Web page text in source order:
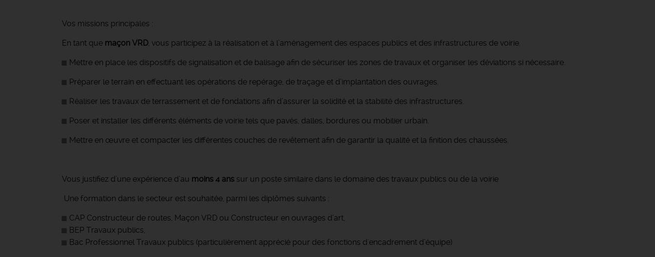
Vos missions principales :
En tant que maçon VRD, vous participez à la réalisation et à l’aménagement des espaces publics et des infrastructures de voirie.
Mettre en place les dispositifs de signalisation et de balisage afin de sécuriser les zones de travaux et organiser les déviations si nécessaire.
Préparer le terrain en effectuant les opérations de repérage, de traçage et d’implantation des ouvrages.
Réaliser les travaux de terrassement et de fondations afin d’assurer la solidité et la stabilité des infrastructures.
Poser et installer les différents éléments de voirie tels que pavés, dalles, bordures ou mobilier urbain.
Mettre en œuvre et compacter les différentes couches de revêtement afin de garantir la qualité et la finition des chaussées.
Vous justifiez d’une expérience d’au moins 4 ans sur un poste similaire dans le domaine des travaux publics ou de la voirie️
Une formation dans le secteur est souhaitée, parmi les diplômes suivants :
CAP Constructeur de routes, Maçon VRD ou Constructeur en ouvrages d’art,
BEP Travaux publics,
Bac Professionnel Travaux publics (particulièrement apprécié pour des fonctions d'encadrement d’équipe)